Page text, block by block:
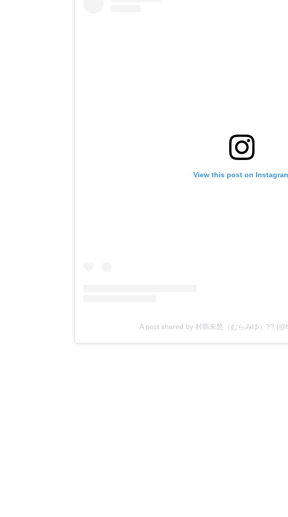
View this post on
A post shared by 村島未悠（むらみゆ）??